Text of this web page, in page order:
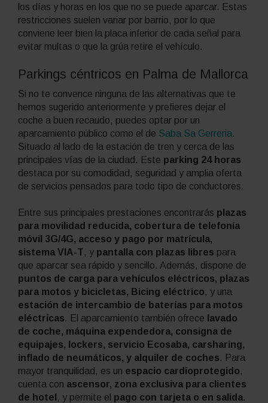
los días y horas en los que no se puede aparcar. Estas
restricciones suelen variar por barrio, por lo que
conviene leer bien la placa inferior de cada señal para
evitar multas o que la grúa retire el vehículo.
Parkings céntricos en Palma de Mallorca
Si no te convence ninguna de las alternativas que te
hemos sugerido anteriormente y prefieres dejar el
coche a buen recaudo, puedes optar por un
aparcamiento público como el de Saba Sa Gerreria.
Situado al lado de la estación de tren y cerca de las
principales vías de la ciudad. Este parking 24 horas
destaca por su comodidad, seguridad y amplia oferta
de servicios pensados para todo tipo de conductores.
Entre sus principales prestaciones encontrarás plazas
para movilidad reducida, cobertura de telefonía
móvil 3G/4G, acceso y pago por matrícula,
sistema VIA-T, y pantalla con plazas libres para
que aparcar sea rápido y sencillo. Además, dispone de
puntos de carga para vehículos eléctricos, plazas
para motos y bicicletas, Bicing eléctrico, y una
estación de intercambio de baterías para motos
eléctricas. El aparcamiento también ofrece lavado
de coche, máquina expendedora, consigna de
equipajes, lockers, servicio Ecosaba, carsharing,
inflado de neumáticos, y alquiler de coches. Para
mayor tranquilidad, es un espacio cardioprotegido,
cuenta con ascensor, zona exclusiva para clientes
de hotel , y permite el pago con tarjeta o en salida.